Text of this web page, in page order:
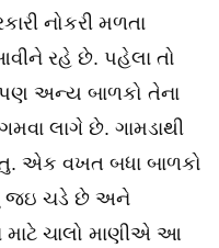
નોકરી મળતા
રહે છે. પહેલા તો
અન્ય બાળકો તેના
લાગે છે. ગામડાથી
એક વખત બધા બાળકો
જઇ ચડે છે અને
માટે ચાલો માણીએ આ